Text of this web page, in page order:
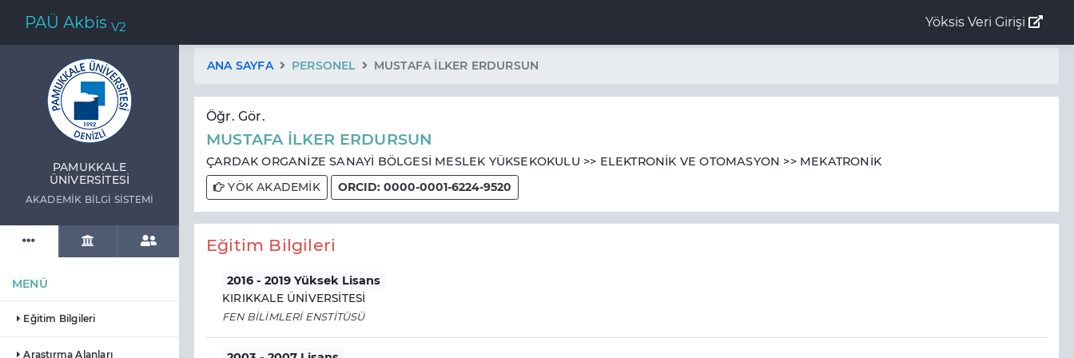
PAÜ Akbis V2 Yöksis Veri Girişi
PAMUKKALE
ÜNIVERSITESI
AKADEMIK BILGI SISTEMI
MENÜ
Eğitim Bilgileri
Araştırma Alanları
ANA SAYFA PERSONEL MUSTAFA İLKER ERDURSUN
Öğr. Gör.
MUSTAFA İLKER ERDURSUN
ÇARDAK ORGANİZE SANAYİ BÖLGESİ MESLEK YÜKSEKOKULU >> ELEKTRONİK VE OTOMASYON >> MEKATRONİK
YÖK AKADEMİK
ORCID: 0000-0001-6224-9520
Eğitim Bilgileri
2016 - 2019 Yüksek Lisans
KIRIKKALE ÜNİVERSİTESİ
FEN BİLİMLERİ ENSTİTÜSÜ